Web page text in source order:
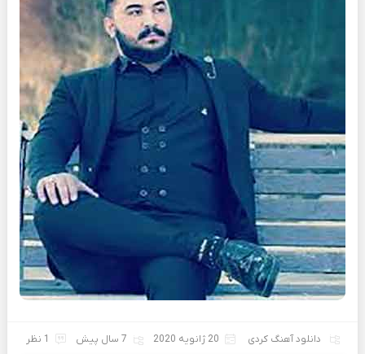
دانلود آهنگ کردی 20 ژانویه 2020 7 سال پیش 1 نظر